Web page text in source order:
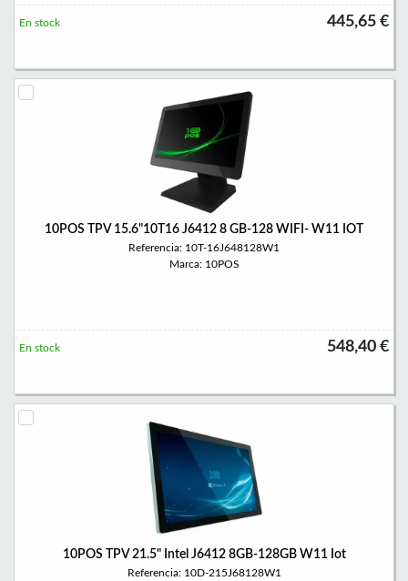
445,65 €
En stock
10POS TPV 15.6"10T16 J6412 8 GB-128 WIFI- W11 IOT
Referencia: 10T-16J648128W1
Marca: 10POS
548,40 €
En stock
10POS TPV 21.5" Intel J6412 8GB-128GB W11 Iot
Referencia: 10D-215J68128W1